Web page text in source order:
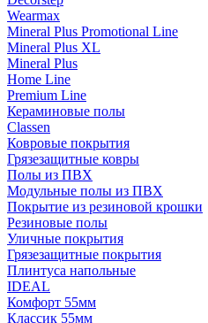
Wearmax
Mineral Plus Promotional Line
Mineral Plus XL
Mineral Plus
Home Line
Premium Line
Кераминовые полы
Classen
Ковровые покрытия
Грязезащитные ковры
Полы из ПВХ
Модульные полы из ПВХ
Покрытие из резиновой крошки
Резиновые полы
Уличные покрытия
Грязезащитные покрытия
Плинтуса напольные
IDEAL
Комфорт 55мм
Классик 55мм